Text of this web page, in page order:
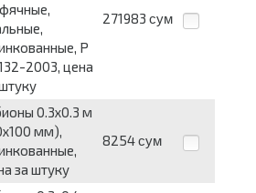
Р
2003, цена
271983 сум
0.3х0.3 м
мм),
за штуку
8254 сум